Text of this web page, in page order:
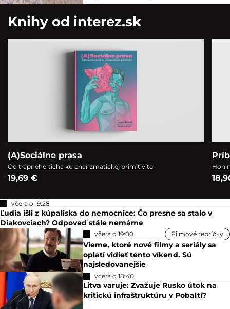
Knihy od interez.sk
(A)Sociálne prasa
Od trápneho ticha ku charizmatickej primitivite
19,69 €
Hon
včera o 19:28
Ľudia išli z kúpaliska do nemocnice: Čo presne sa stalo v
Diakovciach? Odpoveď stále nemáme
včera o 19:00 Filmové rebríčky
Vieme, ktoré nové filmy a seriály sa
oplatí vidieť tento víkend. Sú
najsledovanejšie
včera o 18:40
Litva varuje: Zvažuje Rusko útok na
kritickú infraštruktúru v Pobaltí?